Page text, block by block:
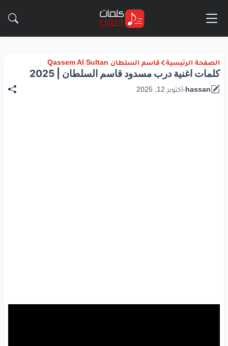
الصفحة الرئيسية قاسم السلطان Qassem Al Sultan
كلمات اغنية درب مسدود قاسم السلطان | 2025
hassan
-أكتوبر 12, 2025